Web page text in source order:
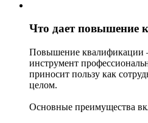
Что дает повышение
Повышение квалификации
инструмент
приносит пользу как
целом.
Основные преимущества